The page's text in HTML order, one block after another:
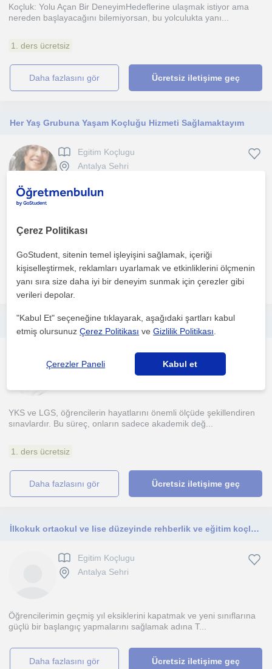
Koçluk: Yolu Açan Bir DeneyimHedeflerine ulaşmak istiyor ama
nereden başlayacağını bilemiyorsan, bu yolculukta yanı...
1. ders ücretsiz
daha fazlasını gör Ücretsiz iletişime geç
Her Yaş Grubuna Yaşam Koçluğu Hizmeti Sağlamaktayım
Egitim Koçlugu
Antalya Sehri
daha fazlasını gör Ücretsiz iletişime geç
Sınav Öğrencileriyle YKS ve LGS Koçluğu
Antalya Sehri
YKS ve LGS, öğrencilerin hayatlarını önemli ölçüde şekillendiren
sınavlardır. Bu süreç, onların sadece akademik değ...
1. ders ücretsiz
daha fazlasını gör Ücretsiz iletişime geç
İlkokuk ortaokul ve lise düzeyinde rehberlik ve eğitim koçluğu
Egitim Koçlugu
Antalya Sehri
Öğrencilerimin geçmiş yıl eksiklerini kapatmak ve yeni sınıflarına
güçlü bir başlangıç yapmalarını sağlamak adına T...
daha fazlasını gör Ücretsiz iletişime geç
Çerez Politikası
GoStudent, sitenin temel işleyişini sağlamak, içeriği
kişiselleştirmek, reklamları uyarlamak ve etkinliklerini ölçmenin
yanı sıra size daha iyi bir deneyim sunmak için çerezler gibi
verileri depolar.
"Kabul Et" seçeneğine tıklayarak, aşağıdaki şartları kabul
etmiş olursunuzÇerez Politikası veGizlilik Politikası
Çerezler Paneli Kabul et